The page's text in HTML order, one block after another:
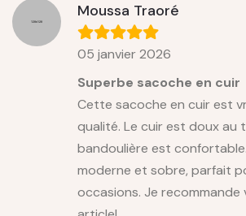
Moussa Traoré
05 janvier 2026
Superbe sacoche en cuir
Cette sacoche en cuir est
qualité. Le cuir est doux au
bandoulière est
moderne et sobre, parfait
occasions. Je recommande